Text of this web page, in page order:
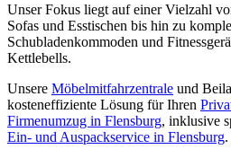
Unser Fokus liegt auf einer Vielzahl
Sofas und Esstischen bis hin zu
Schubladenkommoden und
Kettlebells.
Unsere Möbelmitfahrzentrale und
kosteneffiziente Lösung für Ihren
Firmenumzug in Flensburg, inklusive
Ein- und Auspackservice in Flensburg.